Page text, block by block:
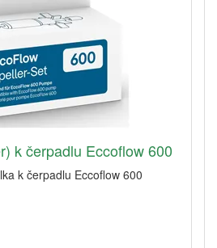
k čerpadlu Eccoflow 600
k čerpadlu Eccoflow 600